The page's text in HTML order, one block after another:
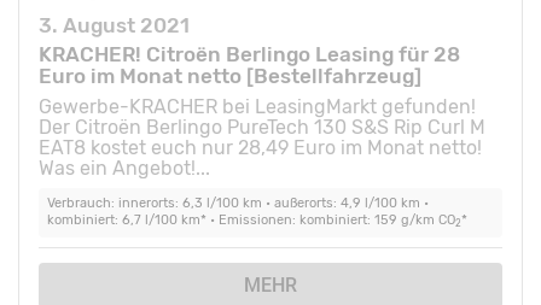
3. August 2021
KRACHER! Citroën Berlingo Leasing für 28
Euro im Monat netto [Bestellfahrzeug]
Gewerbe-KRACHER bei LeasingMarkt gefunden!
Der Citroën Berlingo PureTech 130 S&S Rip Curl M
EAT8 kostet euch nur 28,49 Euro im Monat netto!
Was ein Angebot!...
Verbrauch: innerorts: 6,3 l/100 km • außerorts: 4,9 l/100 km •
kombiniert: 6,7 l/100 km* • Emissionen: kombiniert: 159 g/km CO2*
MEHR